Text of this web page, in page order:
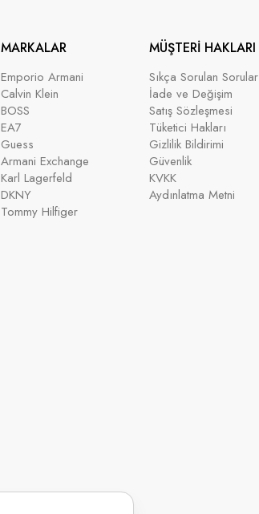
MARKALAR
Emporio Armani
Calvin Klein
BOSS
EA7
Guess
Armani Exchange
Karl Lagerfeld
DKNY
Tommy Hilfiger
MÜŞTERİ HAKLARI
Sıkça Sorulan Sorular
İade ve Değişim
Satış Sözleşmesi
Tüketici Hakları
Gizlilik Bildirimi
Güvenlik
KVKK
Aydınlatma Metni